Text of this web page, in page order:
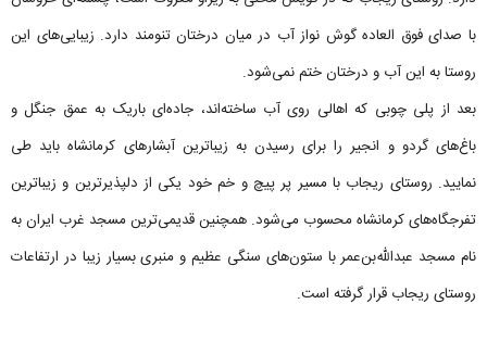
با صدای فوق العاده گوش نواز آب در میان درختان تنومند دارد. زیبایی‌های این
روستا به این آب و درختان ختم نمی‌شود.
بعد از پلی چوبی که اهالی روی آب ساخته‌اند، جاده‌ای باریک به عمق جنگل و
باغ‌های گردو و انجیر را برای رسیدن به زیباترین آبشارهای کرمانشاه باید طی
نمایید. روستای ریجاب با مسیر پر پیچ و خم خود یکی از دلپذیرترین و زیباترین
تفرجگاه‌های کرمانشاه محسوب می‌شود. همچنین قدیمی‌ترین مسجد غرب ایران به
نام مسجد عبدالله‌بن‌عمر با ستون‌های سنگی عظیم و منبری بسیار زیبا در ارتفاعات
روستای ریجاب قرار گرفته است.